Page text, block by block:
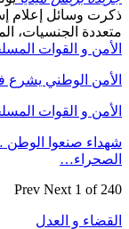
ذكرت وسائل إعلام
متعددة الجنسيات،
الأمن و القوات
الأمن الوطني يشرع
الأمن و القوات
شهداء صنعوا الوطن
الصحراء…
Prev Next 1 of 240
القضاء و العدل